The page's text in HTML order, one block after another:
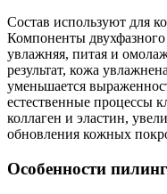
Состав используют для
Компоненты
увлажняя, питая и
результат, кожа
уменьшается
естественные процессы
коллаген и эластин,
обновления кожных
Особенности